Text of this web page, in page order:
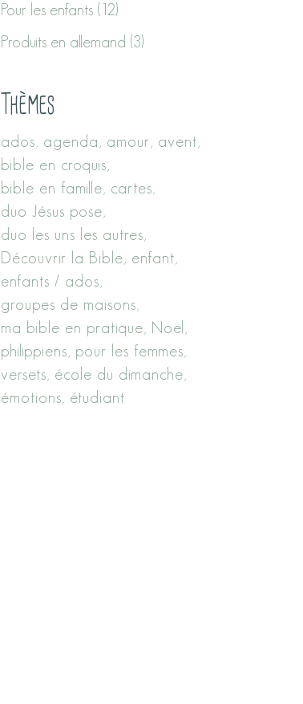
Pour les enfants (12)
Produits en allemand (3)
Thèmes
ados agenda amour avent
bible en croquis
bible en famille cartes
duo Jésus pose
duo les uns les autres
Découvrir la Bible enfant
enfants / ados
groupes de maisons
ma bible en pratique Noël
philippiens pour les femmes
versets école du dimanche
émotions étudiant